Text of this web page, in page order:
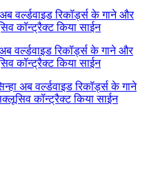
अब वर्ल्डवाइड रिकॉर्ड्स के गाने और
कॉन्ट्रैक्ट किया साईन
अब वर्ल्डवाइड रिकॉर्ड्स के गाने और
कॉन्ट्रैक्ट किया साईन
अब वर्ल्डवाइड रिकॉर्ड्स के गाने
कॉन्ट्रैक्ट किया साईन